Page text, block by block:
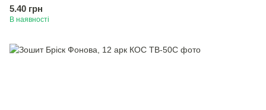
5.40 грн
В наявності